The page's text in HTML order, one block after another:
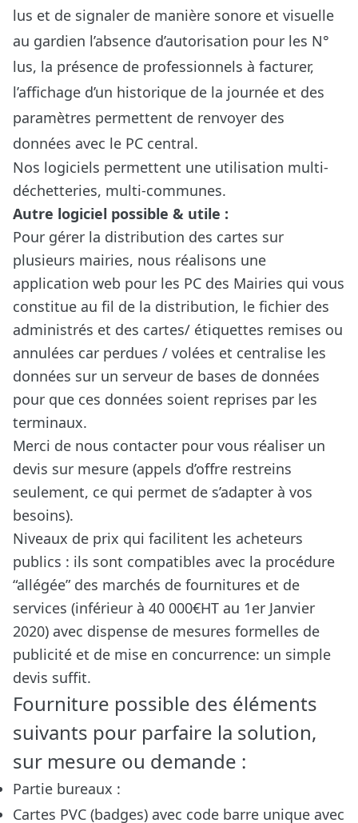
lus et de signaler de manière sonore et visuelle
au gardien l’absence d’autorisation pour les N°
lus, la présence de professionnels à facturer,
l’affichage d’un historique de la journée et des
paramètres permettent de renvoyer des
données avec le PC central.
Nos logiciels permettent une utilisation multi-
déchetteries, multi-communes.
Autre logiciel possible & utile :
Pour gérer la distribution des cartes sur
plusieurs mairies, nous réalisons une
application web pour les PC des Mairies qui vous
constitue au fil de la distribution, le fichier des
administrés et des cartes/ étiquettes remises ou
annulées car perdues / volées et centralise les
données sur un serveur de bases de données
pour que ces données soient reprises par les
terminaux.
Merci de nous contacter pour vous réaliser un
devis sur mesure (appels d’offre restreins
seulement, ce qui permet de s’adapter à vos
besoins).
Niveaux de prix qui facilitent les acheteurs
publics : ils sont compatibles avec la procédure
“allégée” des marchés de fournitures et de
services (inférieur à 40 000€HT au 1er Janvier
2020) avec dispense de mesures formelles de
publicité et de mise en concurrence: un simple
devis suffit.
Fourniture possible des éléments
suivants pour parfaire la solution,
sur mesure ou demande :
Partie bureaux :
Cartes PVC (badges) avec code barre unique avec